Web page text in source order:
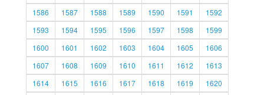
1586
1587 1588 1589 1590 1591
1592
1593
1594 1595 1596 1597 1598
1599
1600
1601 1602 1603 1604 1605
1606
1607
1608 1609 1610 1611 1612
1613
1614
1615 1616 1617 1618 1619
1620